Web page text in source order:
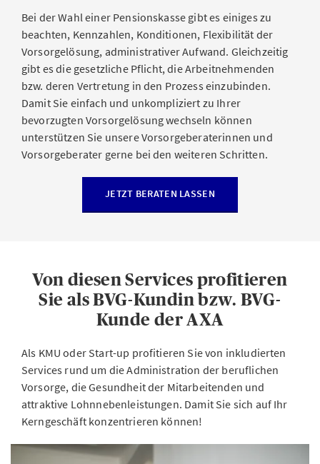
Bei der Wahl einer Pensionskasse gibt es einiges zu
beachten, Kennzahlen, Konditionen, Flexibilität der
Vorsorgelösung, administrativer Aufwand. Gleichzeitig
gibt es die gesetzliche Pflicht, die Arbeitnehmenden
bzw. deren Vertretung in den Prozess einzubinden.
Damit Sie einfach und unkompliziert zu Ihrer
bevorzugten Vorsorgelösung wechseln können
unterstützen Sie unsere Vorsorgeberaterinnen und
Vorsorgeberater gerne bei den weiteren Schritten.
JETZT BERATEN LASSEN
Von diesen Services profitieren
Sie als BVG-Kundin bzw. BVG-
Kunde der AXA
Als KMU oder Start-up profitieren Sie von inkludierten
Services rund um die Administration der beruflichen
Vorsorge, die Gesundheit der Mitarbeitenden und
attraktive Lohnnebenleistungen. Damit Sie sich auf Ihr
Kerngeschäft konzentrieren können!